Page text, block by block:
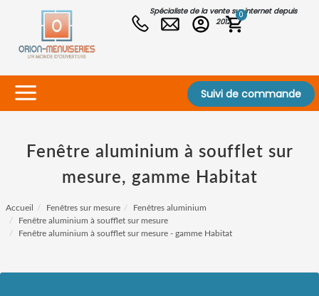
Spécialiste de la vente sur internet depuis
2012
0
Suivi de commande
Fenêtre aluminium à soufflet sur
mesure, gamme Habitat
Accueil Fenêtres sur mesure
Fenêtres aluminium
Fenêtre aluminium à soufflet sur mesure
Fenêtre aluminium à soufflet sur mesure - gamme Habitat